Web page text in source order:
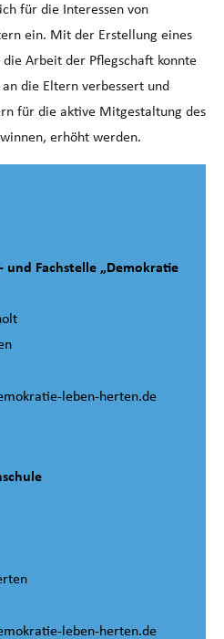
für die Interessen von
ein. Mit der Erstellung eines
Arbeit der Pflegschaft konnte
die Eltern verbessert und
für die aktive Mitgestaltung des
erhöht werden.
und Fachstelle „Demokratie
leben-herten.de
leben-herten.de
FÜR MEHR VERSTÄNDIGUNG
8 und 14 Jahren trafen sich
um miteinander Sport zu
Sie konnten erleben, wie sich
im Mannschaftssport nur mit